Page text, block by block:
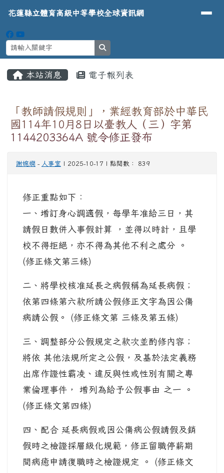
花蓮縣立體育高級中等學校全球資
導覽列
花蓮縣立體育高級中等學校全球資訊網
本站消息 電子報列表
「教師請假規則」，業經教育部於中華民
國114年10月8日以臺教人（三）字第
1144203364A 號令修正發布
謝婉嫻 - 人事室 | 2025-10-17 | 點閱數： 839
修正重點如下：
一、增訂身心調適假，每學年准給三日，其
請假日數併入事假計算 ，並得以時計，且學
校不得拒絕，亦不得為其他不利之處分 。
(修正條文第三條)
二、將學校核准延長之病假稱為延長病假；
依第四條第六款所請公假修正文字為因公傷
病請公假。 (修正條文第 三條及第五條)
三、調整部分公假規定之款次並酌修內容；
將依 其他法規所定之公假，及基於法定義務
出席作證性霸凌、違反與性或性別有關之專
業倫理事件， 增列為給予公假事由 之一 。
(修正條文第四條)
四、配合 延長病假或因公傷病公假請假及銷
假時之檢證採層級化規範，修正留職停薪期
間病癒申請復職時之檢證規定 。 (修正條文